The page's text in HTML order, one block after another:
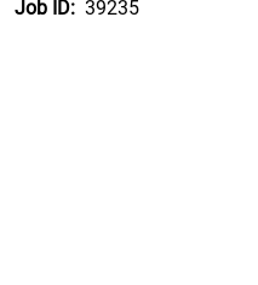
Job ID: 39235